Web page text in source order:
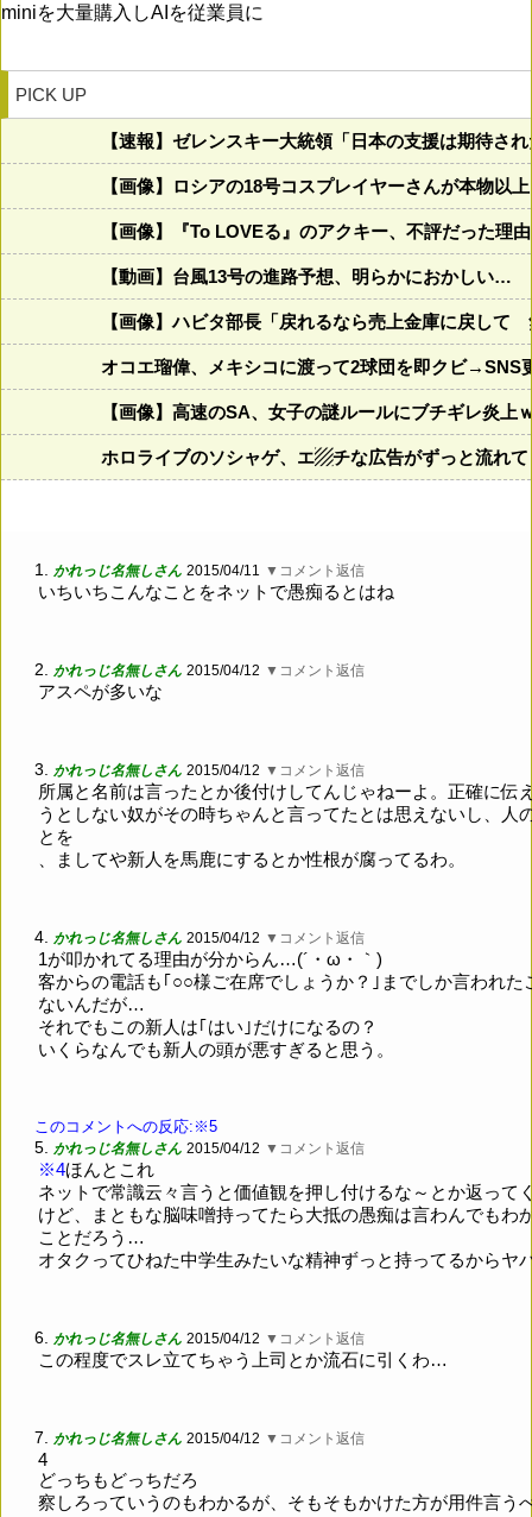
miniを大量購入しAIを従業員に
PICK UP
【速報】ゼレンスキー大統領「日本の支援は期待さ
【画像】ロシアの18号コスプレイヤーさんが本物以
【画像】『To LOVEる』のアクキー、不評だった理
【動画】台風13号の進路予想、明らかにおかしい…
【画像】ハビタ部長「戻れるなら売上金庫に戻し
オコエ瑠偉、メキシコに渡って2球団を即クビ→SNS
【画像】高速のSA、女子の謎ルールにブチギレ炎上
ホロライブのソシャゲ、エ▨チな広告がずっと流れて
1. かれっじ名無しさん 2015/04/11 ▼コメント返信
いちいちこんなことをネットで愚痴るとはね
2. かれっじ名無しさん 2015/04/12 ▼コメント返信
アスペが多いな
3. かれっじ名無しさん 2015/04/12 ▼コメント返信
所属と名前は言ったとか後付けしてんじゃねーよ。正確に伝
うとしない奴がその時ちゃんと言ってたとは思えないし、人
とを
、ましてや新人を馬鹿にするとか性根が腐ってるわ。
4. かれっじ名無しさん 2015/04/12 ▼コメント返信
1が叩かれてる理由が分からん…(´・ω・｀)
客からの電話も｢○○様ご在席でしょうか？｣までしか言われた
ないんだが…
それでもこの新人は｢はい｣だけになるの？
いくらなんでも新人の頭が悪すぎると思う。
このコメントへの反応:※5
5. かれっじ名無しさん 2015/04/12 ▼コメント返信
※4ほんとこれ
ネットで常識云々言うと価値観を押し付けるな～とか返って
けど、まともな脳味噌持ってたら大抵の愚痴は言わんでもわ
ことだろう…
オタクってひねた中学生みたいな精神ずっと持ってるからヤ
6. かれっじ名無しさん 2015/04/12 ▼コメント返信
この程度でスレ立てちゃう上司とか流石に引くわ…
7. かれっじ名無しさん 2015/04/12 ▼コメント返信
4
どっちもどっちだろ
察しろっていうのもわかるが、そもそもかけた方が用件言う